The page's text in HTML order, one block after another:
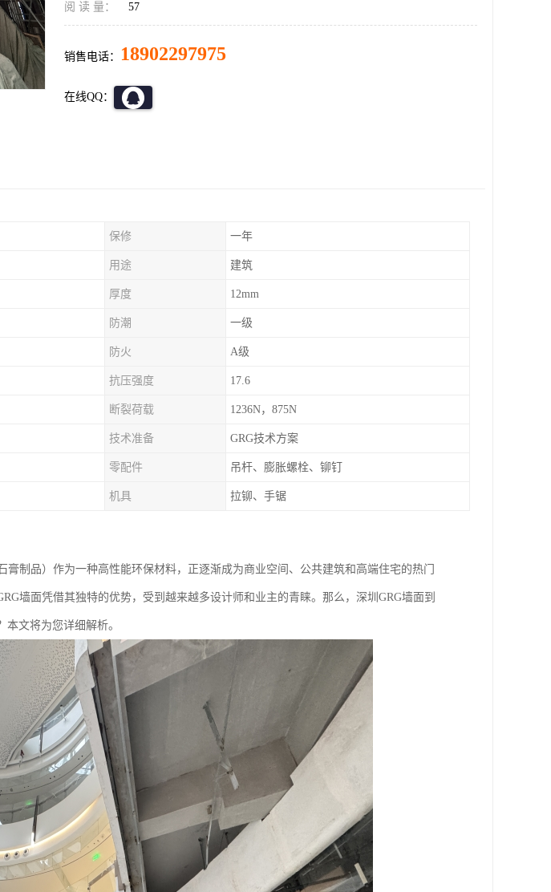
阅 读 量： 57
销售电话： 18902297975
在线QQ：
保修 一年
用途 建筑
厚度 12mm
防潮 一级
防火 A级
抗压强度 17.6
断裂荷载 1236N，875N
技术准备 GRG技术方案
零配件 吊杆、膨胀螺栓、铆钉
机具 拉铆、手锯
制品）作为一种高性能环保材料，正逐渐成为商业空间、公共建筑和高端住宅的热门
墙面凭借其独特的优势，受到越来越多设计师和业主的青睐。那么，深圳GRG墙面到
文将为您详细解析。